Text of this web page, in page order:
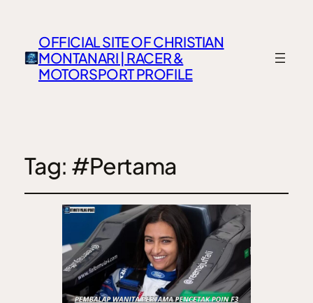
OFFICIAL SITE OF CHRISTIAN
MONTANARI | RACER &
MOTORSPORT PROFILE
Tag: #Pertama